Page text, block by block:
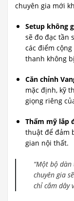
chuyên gia mới
Setup không
sẽ đo đạc tần
các điểm
thanh không
Căn chỉnh
mặc định, kỹ
giọng riêng
Thẩm mỹ lắp
thuật để đảm
gian nội thất.
“Một bộ
chuyên gia
chỉ cắm dây